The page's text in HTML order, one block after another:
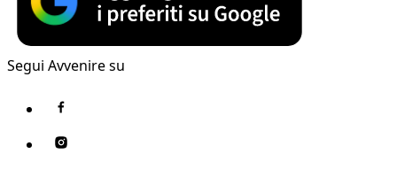
Segui Avvenire su